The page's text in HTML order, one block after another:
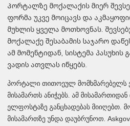
Პორტალზე მოქალაქის მიერ
ფორმა უკვე მოიცავს და
მუხლის ყველა მოთხოვნას.
მოქალაქე შესაბამის საჯარო
ამ მომენტიდან, სისტემა პასუხის
ვადის ათვლას იწყებს.
პორტალი თითოეულ მომხმარებელს
მისამართს ანიჭებს. ამ
ელფოსტაზე განცხადებას მიიღებთ.
მისამართზე უნდა დაუბრუნოთ.